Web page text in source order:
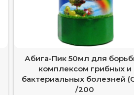
Абига-Пик 50мл для
комплексом грибных и
бактериальных болезней
/200